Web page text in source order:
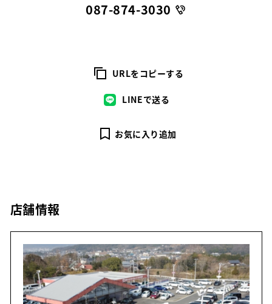
087-874-3030
URLをコピーする
LINEで送る
お気に入り追加
店舗情報